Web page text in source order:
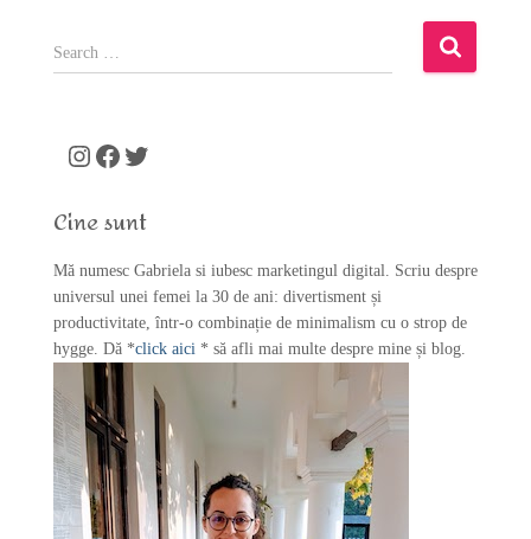
S
e
o
:
Instagram Facebook Twitter
Cine sunt
Mă numesc Gabriela si iubesc marketingul digital. Scriu despre
universul unei femei la 30 de ani: divertisment și
productivitate, într-o combinație de minimalism cu o strop de
hygge. Dă *click aici * să afli mai multe despre mine și blog.